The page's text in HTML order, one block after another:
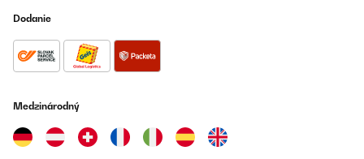
Dodanie
Medzinárodný